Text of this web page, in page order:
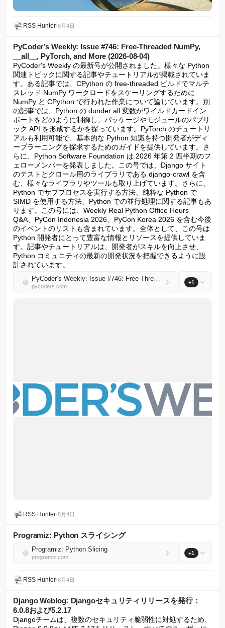
RSS Hunter•8月4日
PyCoder’s Weekly: Issue #746: Free-Threaded NumPy,
__all__, PyTorch, and More (2026-08-04)
PyCoder's Weekly の最新号が公開されました。様々な Python
関連トピックに関する記事やチュートリアルが掲載されていま
す。ある記事では、CPython の free-threaded ビルドでマルチ
スレッド NumPy ワークロードをスケーリングするために
NumPy と CPython で行われた作業について論じています。別
の記事では、Python の dunder all 変数がワイルドカードイン
ポートをどのように制御し、パッケージやモジュールのパブリ
ック API を形成するかを探っています。PyTorch のチュートリ
アルも利用可能で、基本的な Python 知識を持つ開発者がディ
ープラーニングを探求するためのガイドを提供しています。さ
らに、Python Software Foundation は 2026 年第 2 四半期のフ
ェローメンバーを発表しました。この号では、Django サイト
のテストとクロール用のライブラリである django-crawl を含
む、様々なライブラリやツールも取り上げています。さらに、
Python でサブプロセスを実行する方法、純粋な Python で
SIMD を使用する方法、Python での並行処理に関する記事もあ
ります。この号には、Weekly Real Python Office Hours
Q&A、PyCon Indonesia 2026、PyCon Korea 2026 を含む今後
のイベントのリストも含まれています。全体として、この号は
Python 開発者にとって豊富な情報とリソースを提供していま
す。記事やチュートリアルは、開発者がスキルを向上させ、
Python コミュニティの最新の開発状況を把握できるように設
計されています。
PyCoder’s Weekly: Issue #746: Free-Threaded NumPy, __all__, PyTorch, and More (2026-08-04)
pycoders.com
+1
RSS Hunter•8月4日
Programiz: Python スライシング
Programiz: Python Slicing
programiz.com
+1
RSS Hunter•8月4日
Django Weblog: Djangoセキュリティリリースを発行：
6.0.8および5.2.17
Djangoチームは、複数のセキュリティ脆弱性に対処するため、